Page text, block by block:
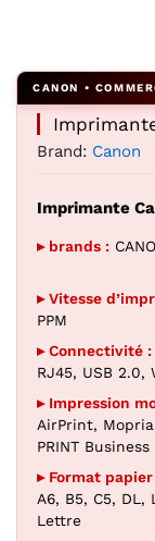
Brand: Canon
Imprimante
▸ brands :
▸ Vitesse
PPM
▸ Connectivité :
RJ45, USB 2.0,
▸ Impression
AirPrint,
PRINT Business
▸ Format
A6, B5, C5, DL,
Lettre